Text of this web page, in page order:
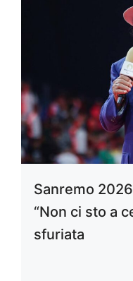
Sanremo
“Non ci sto a
sfuriata